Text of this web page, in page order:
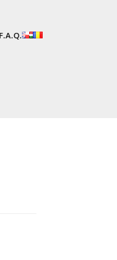
F.A.Q.